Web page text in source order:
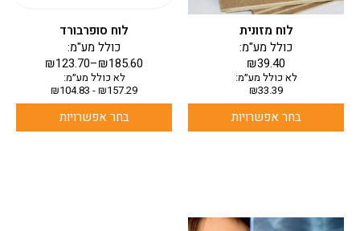
לוח מזונית
₪39.40
כולל מע"מ:
לא כולל מע״מ:
₪33.39
בחר אפשרויות
בעמוד
המוצר
לוח סופרבורד
₪123.70–₪185.60
כולל מע"מ:
לא כולל מע״מ:
₪157.29
-
₪104.83
בחר אפשרויות
המוצר